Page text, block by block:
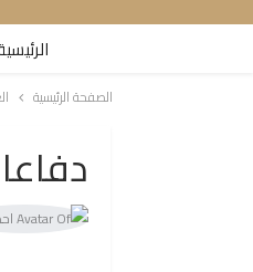
الصفحة الرئيسية